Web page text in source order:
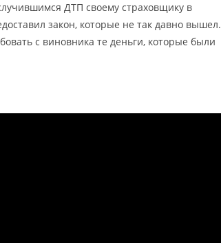
ДТП своему страховщику в
закон, которые не так давно вышел.
с виновника те деньги, которые были